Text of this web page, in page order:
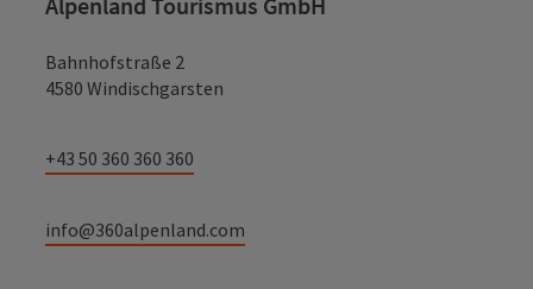
Bahnhofstraße 2
4580 Windischgarsten
+43 50 360 360 360
info@360alpenland.com